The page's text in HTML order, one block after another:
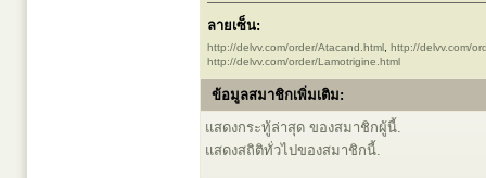
ลายเซ็น:
http://delvv.com/order/Atacand.html, http://delvv.com/
http://delvv.com/order/Lamotrigine.html
ข้อมูลสมาชิกเพิ่มเติม:
แสดงกระทู้ล่าสุด ของสมาชิกผู้นี้.
แสดงสถิติทั่วไปของสมาชิกนี้.